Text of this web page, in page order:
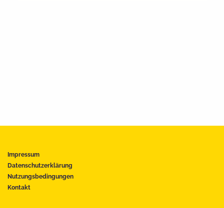
Impressum
Datenschutzerklärung
Nutzungsbedingungen
Kontakt